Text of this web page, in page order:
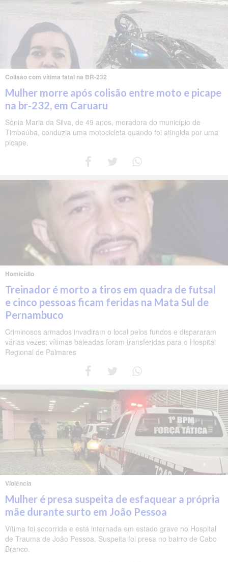
Colisão com vítima fatal na BR-232
Mulher morre após colisão entre moto e picape
na br-232, em Caruaru
Sônia Maria da Silva, de 49 anos, moradora do município de
Timbaúba, conduzia uma motocicleta quando foi atingida por uma
picape.
Homicídio
Treinador é morto a tiros em quadra de futsal
e cinco pessoas ficam feridas na Mata Sul de
Pernambuco
Criminosos armados invadiram o local pelos fundos e dispararam
várias vezes; vítimas baleadas foram transferidas para o Hospital
Regional de Palmares
Violência
Mulher é presa suspeita de esfaquear a própria
mãe durante surto em João Pessoa
Vítima foi socorrida e está internada em estado grave no Hospital
de Trauma de João Pessoa. Suspeita foi presa no bairro de Cabo
Branco.